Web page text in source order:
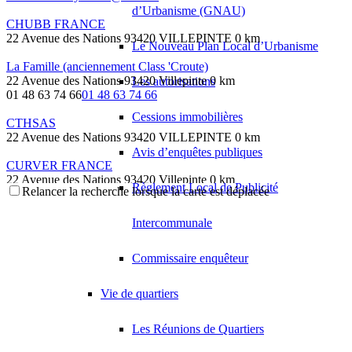
d’Urbanisme (GNAU)
Le Nouveau Plan Local d’Urbanisme
Les autorisations
Cessions immobilières
Avis d’enquêtes publiques
Règlement Local de Publicité
Intercommunale
Commissaire enquêteur
Vie de quartiers
Les Réunions de Quartiers
CHUBB FRANCE
22 Avenue des Nations 93420 VILLEPINTE 0 km
La Famille (anciennement Class 'Croute)
22 Avenue des Nations 93420 Villepinte 0 km
01 48 63 74 6601 48 63 74 66
CTHSAS
22 Avenue des Nations 93420 VILLEPINTE 0 km
CURVER FRANCE
22 Avenue des Nations 93420 Villepinte 0 km
01 48 17 42 0001 48 17 42 00
0 km
01 49 90 49 90
DELPHI FRANCE SAS
Relancer la recherche lorsque la carte est déplacée